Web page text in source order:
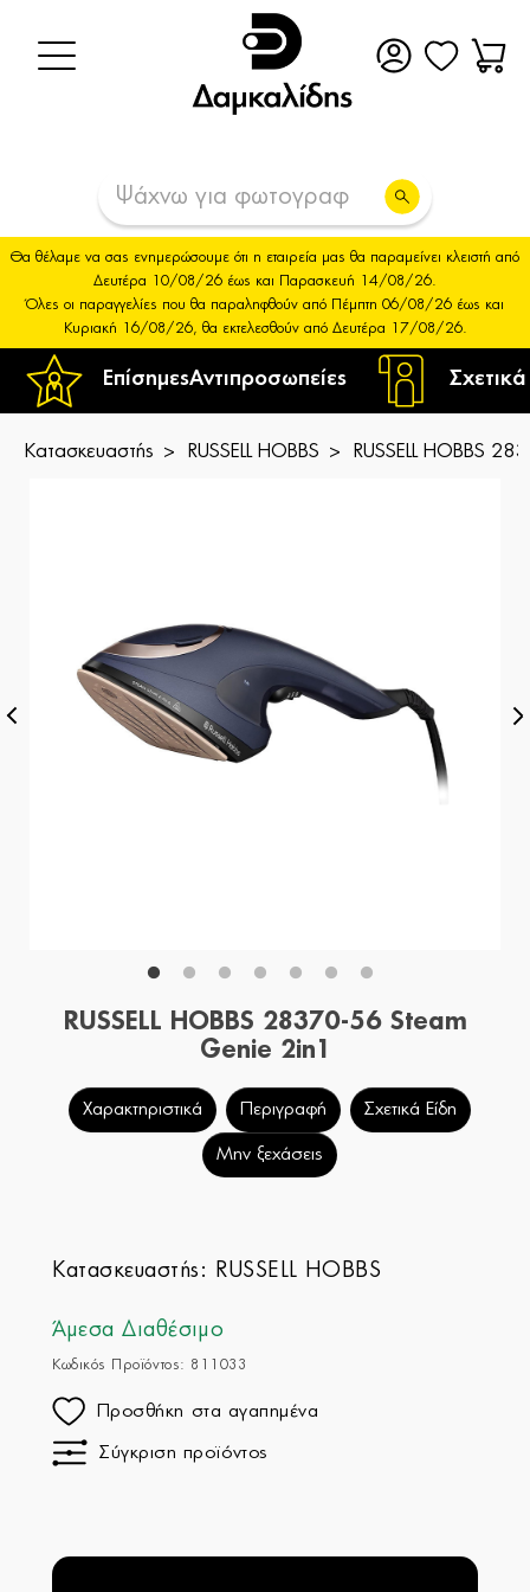
ΕπίσημεςΑντιπροσωπείες
Θα θέλαμε να σας ενημερώσουμε ότι η εταιρεία μας θα παραμείνει κλειστή από
Δευτέρα 10/08/26 έως και Παρασκευή 14/08/26.
Όλες οι παραγγελίες που θα παραληφθούν από Πέμπτη 06/08/26 έως και
Κυριακή 16/08/26, θα εκτελεσθούν από Δευτέρα 17/08/26.
Κατασκευαστής RUSSELL HOBBS RUSSELL HOBBS
RUSSELL HOBBS 28370-56 Steam
Genie 2in1
Χαρακτηριστικά Περιγραφή Σχετικά Είδη
Μην ξεχάσεις
Κατασκευαστής: RUSSELL HOBBS
Άμεσα Διαθέσιμο
Κωδικός Προϊόντος: 811033
Προσθήκη στα αγαπημένα
Σύγκριση προϊόντος